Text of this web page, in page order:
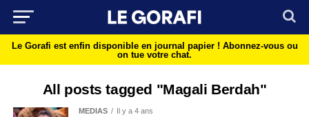
Le Gorafi est enfin disponible en journal papier ! Abonnez-vous ou
on tue votre chat.
All posts tagged "Magali Berdah"
MEDIAS Il y a 4 ans